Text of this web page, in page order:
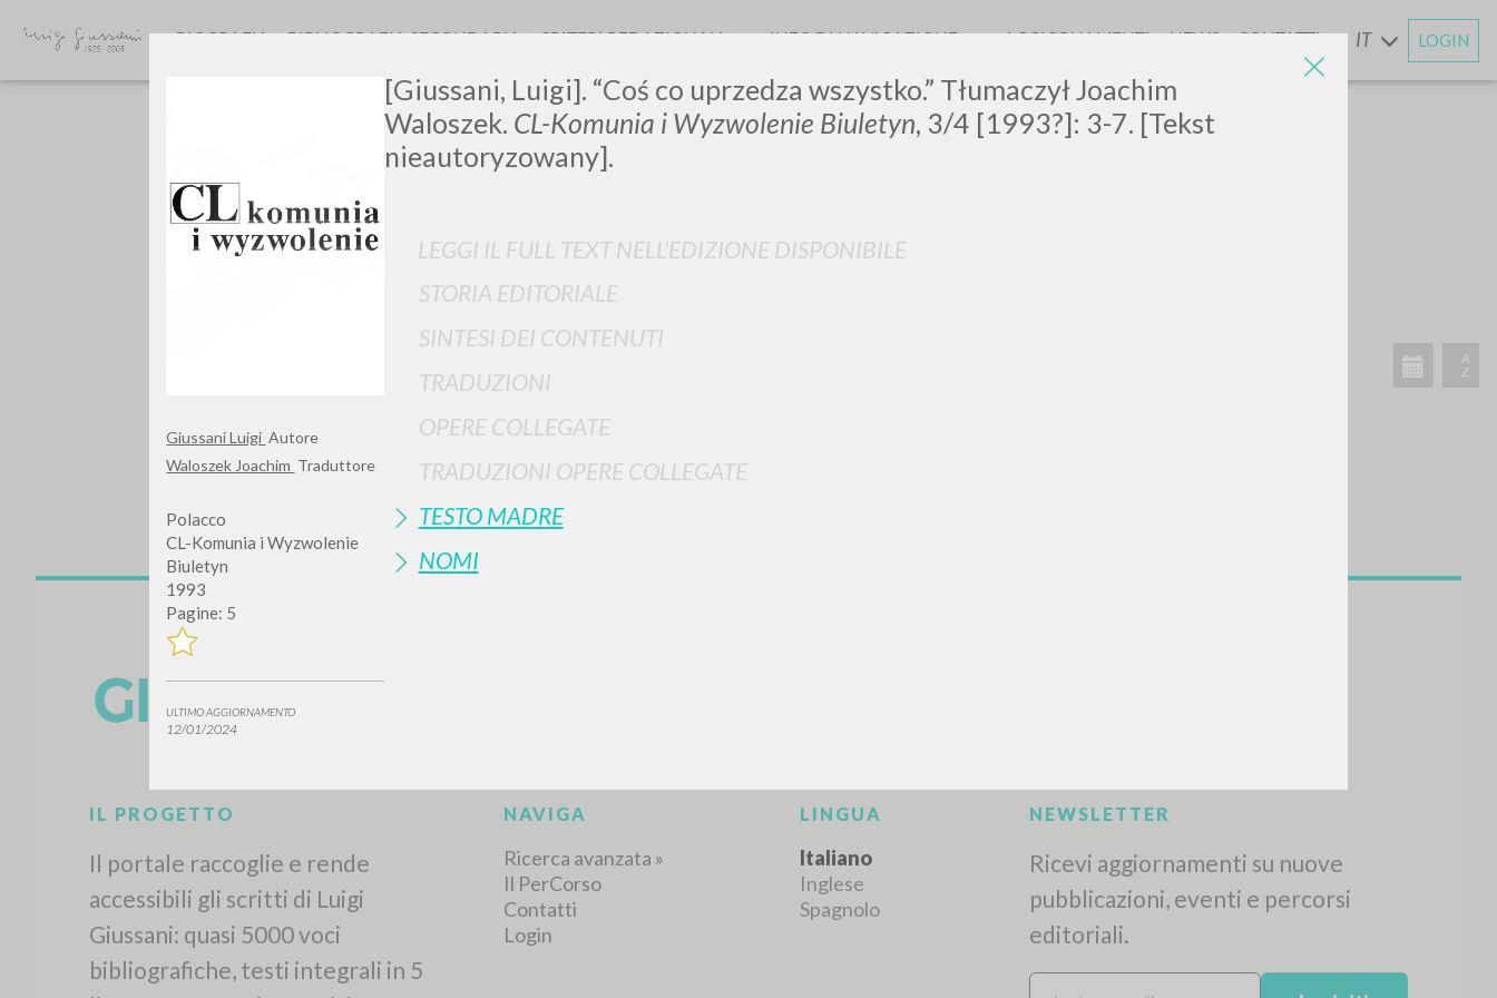
Giussani Luigi Autore
Waloszek Joachim Traduttore
Polacco
CL-Komunia i Wyzwolenie
Biuletyn
1993
Pagine: 5
ULTIMO AGGIORNAMENTO
12/01/2024
[Giussani, Luigi]. “Coś co uprzedza wszystko.” Tłumaczył Joachim
Waloszek. CL-Komunia i Wyzwolenie Biuletyn, 3/4 [1993?]: 3-7. [Tekst
nieautoryzowany].
LEGGI IL FULL TEXT NELL'EDIZIONE DISPONIBILE
STORIA EDITORIALE
SINTESI DEI CONTENUTI
TRADUZIONI
OPERE COLLEGATE
TRADUZIONI OPERE COLLEGATE
TESTO MADRE
NOMI
LUIGI
GIUSSANI
BIOGRAFIA BIBLIOGRAFIA SECONDARIA CRITERI REDAZIONALI INFO DI NAVIGAZIONE AGGIORNAMENTIENEWS CONTATTI IT LOGIN
TIPOLOGIA OPERA LINGUA ATTIVITÀ RECENTI